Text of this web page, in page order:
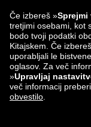
Najdeš nas lahko